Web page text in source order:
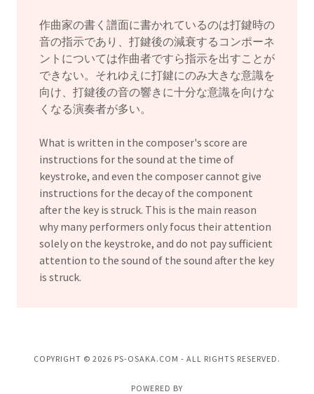
作曲家の書く譜面に書かれているのは打鍵時の
音の指示であり、打鍵後の減衰するコンポーネ
ントについては作曲者ですら指示を出すことが
できない。それゆえに打鍵にのみ大きな意識を
向け、打鍵後の音の響きに十分な意識を向けな
くなる演奏者が多い。
What is written in the composer's score are
instructions for the sound at the time of
keystroke, and even the composer cannot give
instructions for the decay of the component
after the key is struck. This is the main reason
why many performers only focus their attention
solely on the keystroke, and do not pay sufficient
attention to the sound of the sound after the key
is struck.
COPYRIGHT © 2026 PS-OSAKA.COM - ALL RIGHTS RESERVED.
POWERED BY